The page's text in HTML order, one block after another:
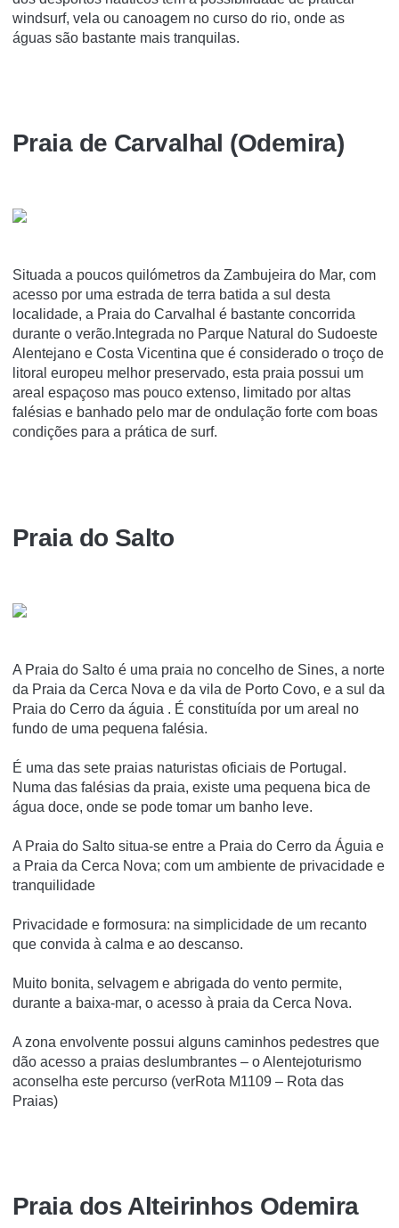
windsurf, vela ou canoagem no curso do rio, onde as
águas são bastante mais tranquilas.
Praia de Carvalhal (Odemira)
Situada a poucos quilómetros da Zambujeira do Mar, com
acesso por uma estrada de terra batida a sul desta
localidade, a Praia do Carvalhal é bastante concorrida
durante o verão.Integrada no Parque Natural do Sudoeste
Alentejano e Costa Vicentina que é considerado o troço de
litoral europeu melhor preservado, esta praia possui um
areal espaçoso mas pouco extenso, limitado por altas
falésias e banhado pelo mar de ondulação forte com boas
condições para a prática de surf.
Praia do Salto
A Praia do Salto é uma praia no concelho de Sines, a norte
da Praia da Cerca Nova e da vila de Porto Covo, e a sul da
Praia do Cerro da águia . É constituí­da por um areal no
fundo de uma pequena falésia.
É uma das sete praias naturistas oficiais de Portugal.
Numa das falésias da praia, existe uma pequena bica de
água doce, onde se pode tomar um banho leve.
A Praia do Salto situa-se entre a Praia do Cerro da Águia e
a Praia da Cerca Nova; com um ambiente de privacidade e
tranquilidade
Privacidade e formosura: na simplicidade de um recanto
que convida à calma e ao descanso.
Muito bonita, selvagem e abrigada do vento permite,
durante a baixa-mar, o acesso à praia da Cerca Nova.
A zona envolvente possui alguns caminhos pedestres que
dão acesso a praias deslumbrantes – o Alentejoturismo
aconselha este percurso (verRota M1109 – Rota das
Praias)
Praia dos Alteirinhos Odemira